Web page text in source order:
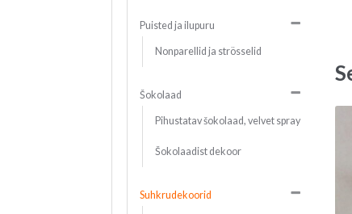
Puisted ja ilupuru
Nonparellid ja strösselid
Šokolaad
Pihustatav šokolaad, velvet spray
Šokolaadist dekoor
Suhkrudekoorid